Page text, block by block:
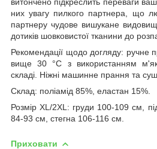
них увагу пилкого партнера, що
партнеру чудове вишукане
дотиків шовковистої тканини до
Рекомендації щодо догляду: ручне
вище 30 °C з використанням
складі. Ніжні машинне прання та
Склад: поліамід 85%, еластан 15%.
Розмір XL/2XL: груди 100-109 см,
84-93 см, стегна 106-116 см.
Приховати